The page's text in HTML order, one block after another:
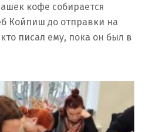
кофе собирается
Койпиш до отправки на
писал ему, пока он был в